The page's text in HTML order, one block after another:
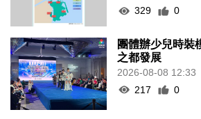
329
0
團體辦少兒時裝
之都發展
2026-08-08 12:33
217
0